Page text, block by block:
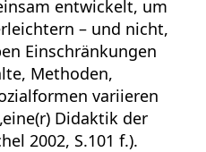
entwickelt, um
– und nicht,
Einschränkungen
Methoden,
variieren
Didaktik der
2002, S.101 f.).